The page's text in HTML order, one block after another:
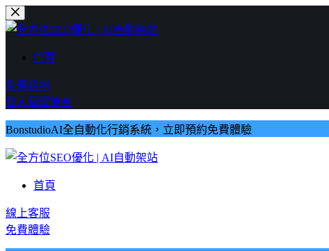
跳
至
內
容
首頁
免費諮詢
登入管理後台
BonstudioAI全自動化行銷系統，立即預約免費體驗
首頁
線上客服
免費體驗